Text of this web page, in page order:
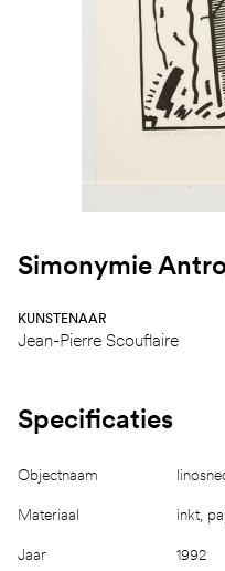
Simonymie
KUNSTENAAR
Jean-Pierre Scouflaire
Specificaties
Objectnaam
Materiaal inkt,
Jaar 1992